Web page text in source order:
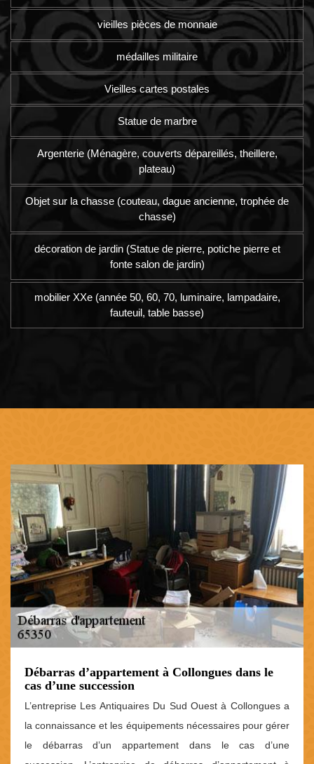
vieilles pièces de monnaie
médailles militaire
Vieilles cartes postales
Statue de marbre
Argenterie (Ménagère, couverts dépareillés, theillere,
plateau)
Objet sur la chasse (couteau, dague ancienne, trophée de
chasse)
décoration de jardin (Statue de pierre, potiche pierre et
fonte salon de jardin)
mobilier XXe (année 50, 60, 70, luminaire, lampadaire,
fauteuil, table basse)
Débarras d’appartement à Collongues dans le
cas d’une succession
L’entreprise Les Antiquaires Du Sud Ouest à Collongues a
la connaissance et les équipements nécessaires pour gérer
le débarras d’un appartement dans le cas d’une